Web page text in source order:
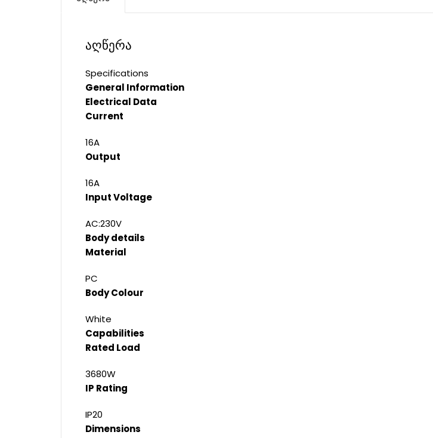
აღწერა
Specifications
General Information
Electrical Data
Current
16A
Output
16A
Input Voltage
AC:230V
Body details
Material
PC
Body Colour
White
Capabilities
Rated Load
3680W
IP Rating
IP20
Dimensions